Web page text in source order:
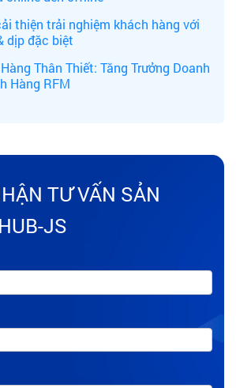
thiện trải nghiệm khách hàng với
dịp đặc biệt
Thân Thiết: Tăng Trưởng Doanh
Hàng RFM
TƯ VẤN SẢN
JS